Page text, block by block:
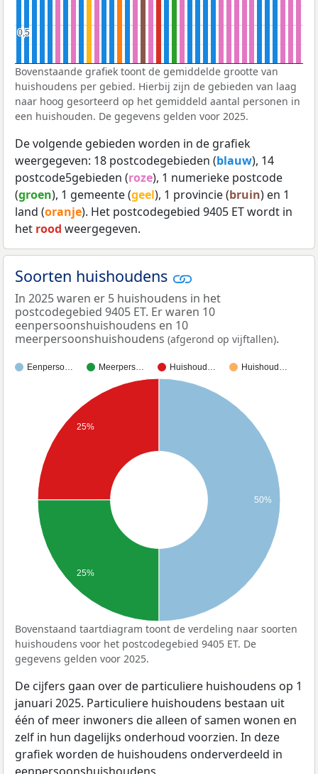
0,5
0,5
Bovenstaande grafiek toont de gemiddelde grootte van
huishoudens per gebied. Hierbij zijn de gebieden van laag
naar hoog gesorteerd op het gemiddeld aantal personen in
een huishouden. De gegevens gelden voor 2025.
De volgende gebieden worden in de grafiek
weergegeven: 18 postcodegebieden (blauw), 14
postcode5gebieden (roze), 1 numerieke postcode
(groen), 1 gemeente (geel), 1 provincie (bruin) en 1
land (oranje). Het postcodegebied 9405 ET wordt in
het rood weergegeven.
Soorten huishoudens
In 2025 waren er 5 huishoudens in het
postcodegebied 9405 ET. Er waren 10
eenpersoonshuishoudens en 10
meerpersoonshuishoudens (afgerond op vijftallen).
Eenperso… Meerpers… Huishoud… Huishoud…
25%
25%
50%
Bovenstaand taartdiagram toont de verdeling naar soorten
huishoudens voor het postcodegebied 9405 ET. De
gegevens gelden voor 2025.
De cijfers gaan over de particuliere huishoudens op 1
januari 2025. Particuliere huishoudens bestaan uit
één of meer inwoners die alleen of samen wonen en
zelf in hun dagelijks onderhoud voorzien. In deze
grafiek worden de huishoudens onderverdeeld in